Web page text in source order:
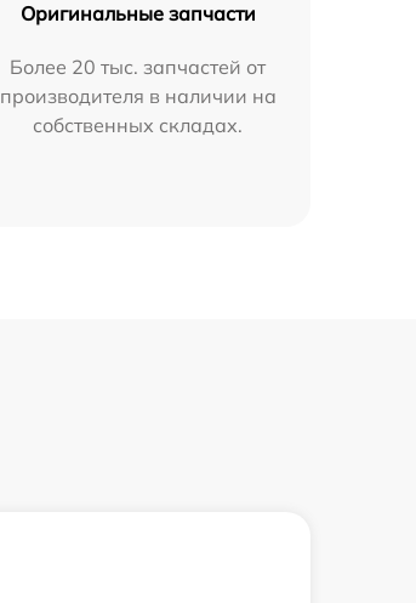
Оригинальные запчасти
Более 20 тыс. запчастей от
производителя в наличии на
собственных складах.